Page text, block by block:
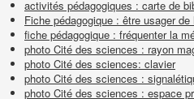
activités pédagogiques : carte de
Fiche pédagogique : être usager
fiche pédagogique : fréquenter la
photo Cité des sciences : rayon
photo Cité des sciences: clavier
photo Cité des sciences :
photo Cité des sciences : espace